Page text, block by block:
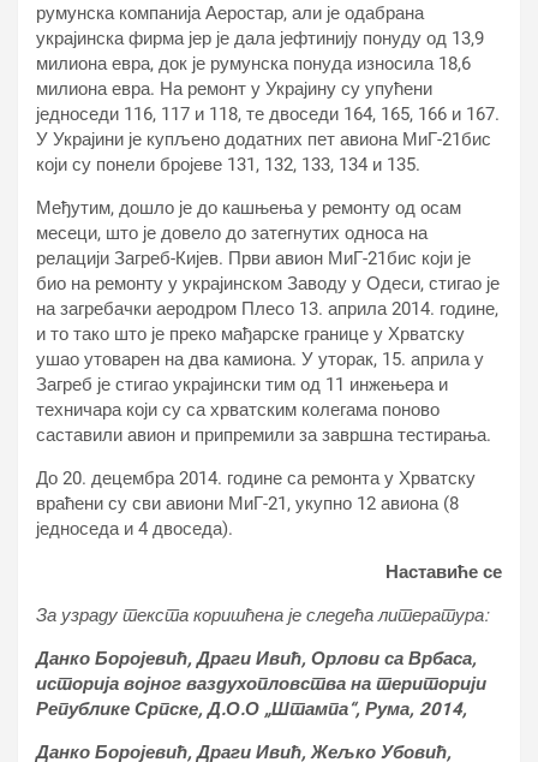
румунска компанија Аеростар, али је одабрана
украјинска фирма јер је дала јефтинију понуду од 13,9
милиона евра, док је румунска понуда износила 18,6
милиона евра. На ремонт у Украјину су упућени
једноседи 116, 117 и 118, те двоседи 164, 165, 166 и 167.
У Украјини је купљено додатних пет авиона МиГ-21бис
који су понели бројеве 131, 132, 133, 134 и 135.
Међутим, дошло је до кашњења у ремонту од осам
месеци, што је довело до затегнутих односа на
релацији Загреб-Кијев. Први авион МиГ-21бис који је
био на ремонту у украјинском Заводу у Одеси, стигао је
на загребачки аеродром Плесо 13. априла 2014. године,
и то тако што је преко мађарске границе у Хрватску
ушао утоварен на два камиона. У уторак, 15. априла у
Загреб је стигао украјински тим од 11 инжењера и
техничара који су са хрватским колегама поново
саставили авион и припремили за завршна тестирања.
До 20. децембра 2014. године са ремонта у Хрватску
враћени су сви авиони МиГ-21, укупно 12 авиона (8
једноседа и 4 двоседа).
Наставиће се
За узраду текста коришћена је следећа литература:
Данко Боројевић, Драги Ивић, Орлови са Врбаса,
историја војног ваздухопловства на територији
Републике Српске, Д.О.О „Штампа“, Рума, 2014,
Данко Боројевић, Драги Ивић, Жељко Убовић,